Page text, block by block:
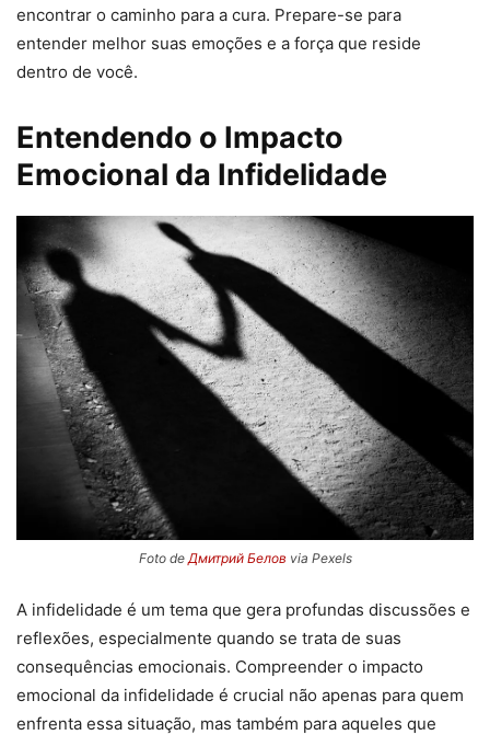
encontrar o caminho para a cura. Prepare-se para
entender melhor suas emoções e a força que reside
dentro de você.
Entendendo o Impacto
Emocional da Infidelidade
Foto de Дмитрий Белов via Pexels
A infidelidade é um tema que gera profundas discussões e
reflexões, especialmente quando se trata de suas
consequências emocionais. Compreender o impacto
emocional da infidelidade é crucial não apenas para quem
enfrenta essa situação, mas também para aqueles que